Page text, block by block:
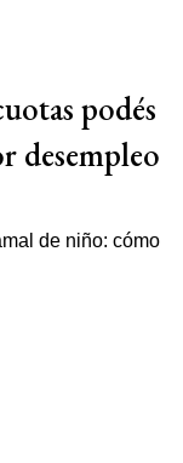
podés
desempleo